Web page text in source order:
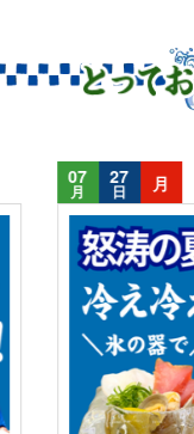
07
月
27
日 月